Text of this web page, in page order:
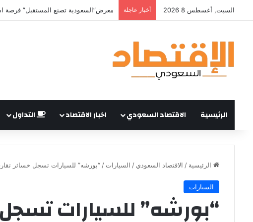
السبت, أغسطس 8 2026 أخبار عاجلة
الرئيسية الاقتصاد السعودي اخبار الاقتصاد التداول
الرئيسية / الاقتصاد السعودي / السيارات / “بورشه” للسيارات تسجل خسائر
السيارات
“بورشه” للسيارات